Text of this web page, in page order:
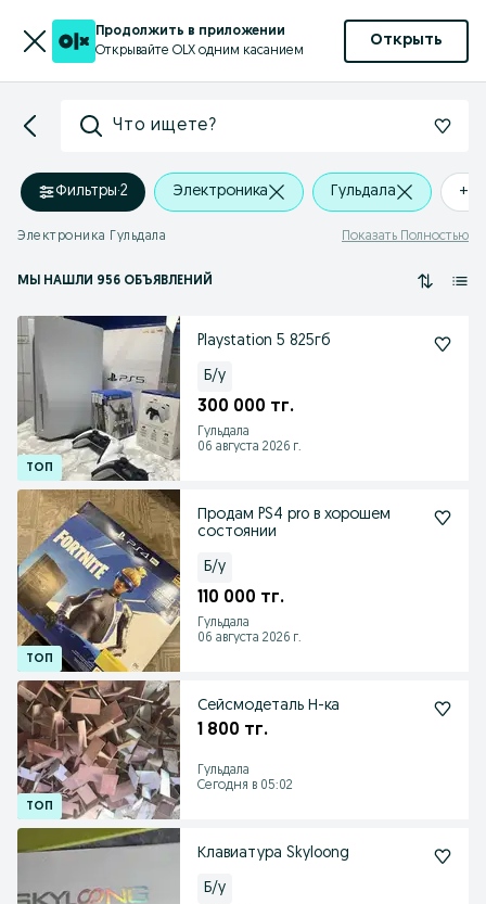
Продолжить в приложении
Открывайте OLX одним касанием
Открыть
Что ищете?
Фильтры·2 Электроника Гульдала +0
Электроника Гульдала Показать Полностью
МЫ НАШЛИ 956 ОБЪЯВЛЕНИЙ
Playstation 5 825гб
Б/у
300 000 тг.
Гульдала
06 августа 2026 г.
Продам PS4 pro в хорошем
состоянии
Б/у
110 000 тг.
Гульдала
06 августа 2026 г.
Сейсмодеталь Н-ка
1 800 тг.
Гульдала
Сегодня в 05:02
Клавиатура Skyloong
Б/у